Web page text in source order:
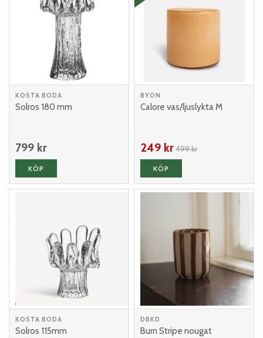
KOSTA BODA
Solros 180 mm
799 kr
KÖP
BYON
Calore vas/ljuslykta M
249 kr 499 kr
KÖP
KOSTA BODA
Solros 115mm
DBKD
Burn Stripe nougat